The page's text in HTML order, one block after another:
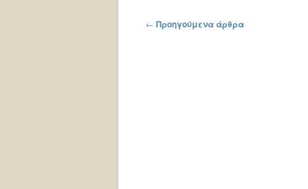
Πλοήγηση στα άρθρα
← Προηγούμενα άρθρα